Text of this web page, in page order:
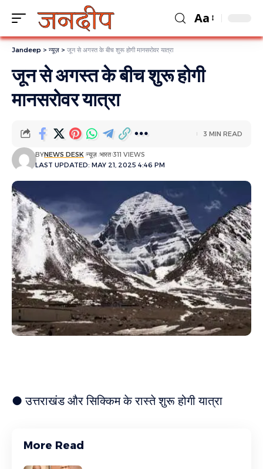
Aa
Jandeep > न्यूज़ > जून से अगस्त के बीच शुरू होगी मानसरोवर यात्रा
जून से अगस्त के बीच शुरू होगी
मानसरोवर यात्रा
LAST UPDATED: MAY 21, 2025 4:46 PM
BYNEWS DESK न्यूज़ भारत 311 VIEWS
3 MIN READ
● उत्तराखंड और सिक्किम के रास्ते शुरू होगी यात्रा
More Read